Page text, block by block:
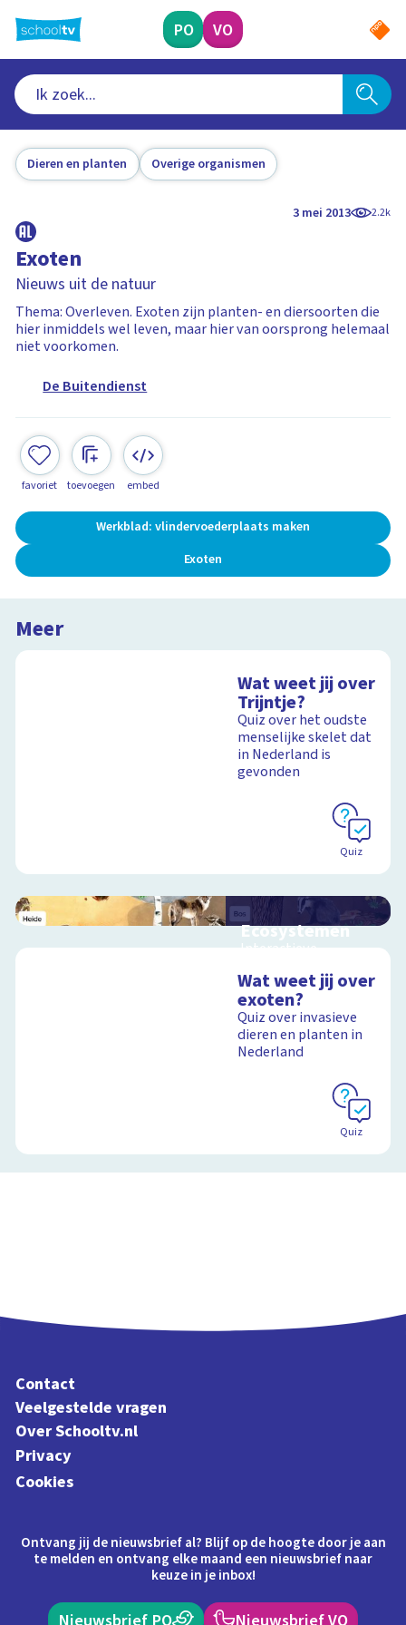
naar
hoofdinhoud
PO VO
Dieren en planten Overige organismen
3 mei 2013 2.2k
Exoten
Nieuws uit de natuur
Thema: Overleven. Exoten zijn planten- en diersoorten die
hier inmiddels wel leven, maar hier van oorsprong helemaal
niet voorkomen.
De Buitendienst
favoriet toevoegen embed
Werkblad: vlindervoederplaats maken
Exoten
Meer
Wat weet jij over
Trijntje?
Quiz over het oudste
menselijke skelet dat
in Nederland is
gevonden
Quiz
Ecosystemen
Interactieve
Veluwe
Wat weet jij over
exoten?
Quiz over invasieve
dieren en planten in
Nederland
Quiz
Contact
Veelgestelde vragen
Over Schooltv.nl
Privacy
Cookies
Ontvang jij de nieuwsbrief al? Blijf op de hoogte door je aan
te melden en ontvang elke maand een nieuwsbrief naar
keuze in je inbox!